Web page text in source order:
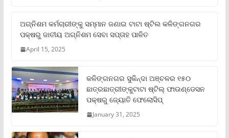
ଅଗ୍ନିଶମ କର୍ମଚାରୀଙ୍କୁ ସମ୍ମାନ ଜଣାଇ ଟାଟା ଷ୍ଟିଲ କଳିଙ୍ଗନଗର
ପକ୍ଷରୁ ଜାତୀୟ ଅଗ୍ନିଶମ ସେବା ସପ୍ତାହ ପାଳିତ
April 15, 2025
କଳିଙ୍ଗନଗର ସୁକିନ୍ଦା ଅଞ୍ଚଳର ୧୫୦
ଛାତ୍ରଛାତ୍ରୀଙ୍କୁଟାଟା ଷ୍ଟିଲ୍ ଫାଉଣ୍ଡେସନ
ପକ୍ଷରୁ ଜ୍ୟୋତି ଫେଲୋସିପ୍‌
January 31, 2025